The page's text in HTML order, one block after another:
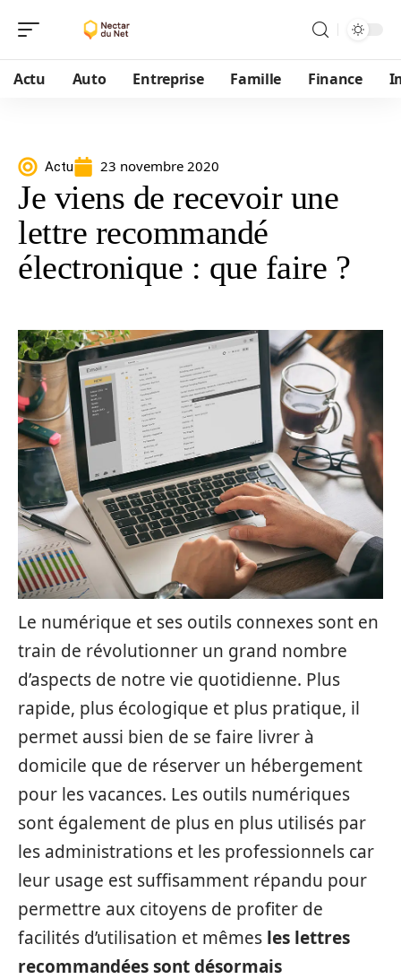
Actu Auto Entreprise Famille Finance
Actu 23 novembre 2020
Je viens de recevoir une
lettre recommandé
électronique : que faire ?
Le numérique et ses outils connexes sont en
train de révolutionner un grand nombre
d’aspects de notre vie quotidienne. Plus
rapide, plus écologique et plus pratique, il
permet aussi bien de se faire livrer à
domicile que de réserver un hébergement
pour les vacances. Les outils numériques
sont également de plus en plus utilisés par
les administrations et les professionnels car
leur usage est suffisamment répandu pour
permettre aux citoyens de profiter de
facilités d’utilisation et mêmes les lettres
recommandées sont désormais